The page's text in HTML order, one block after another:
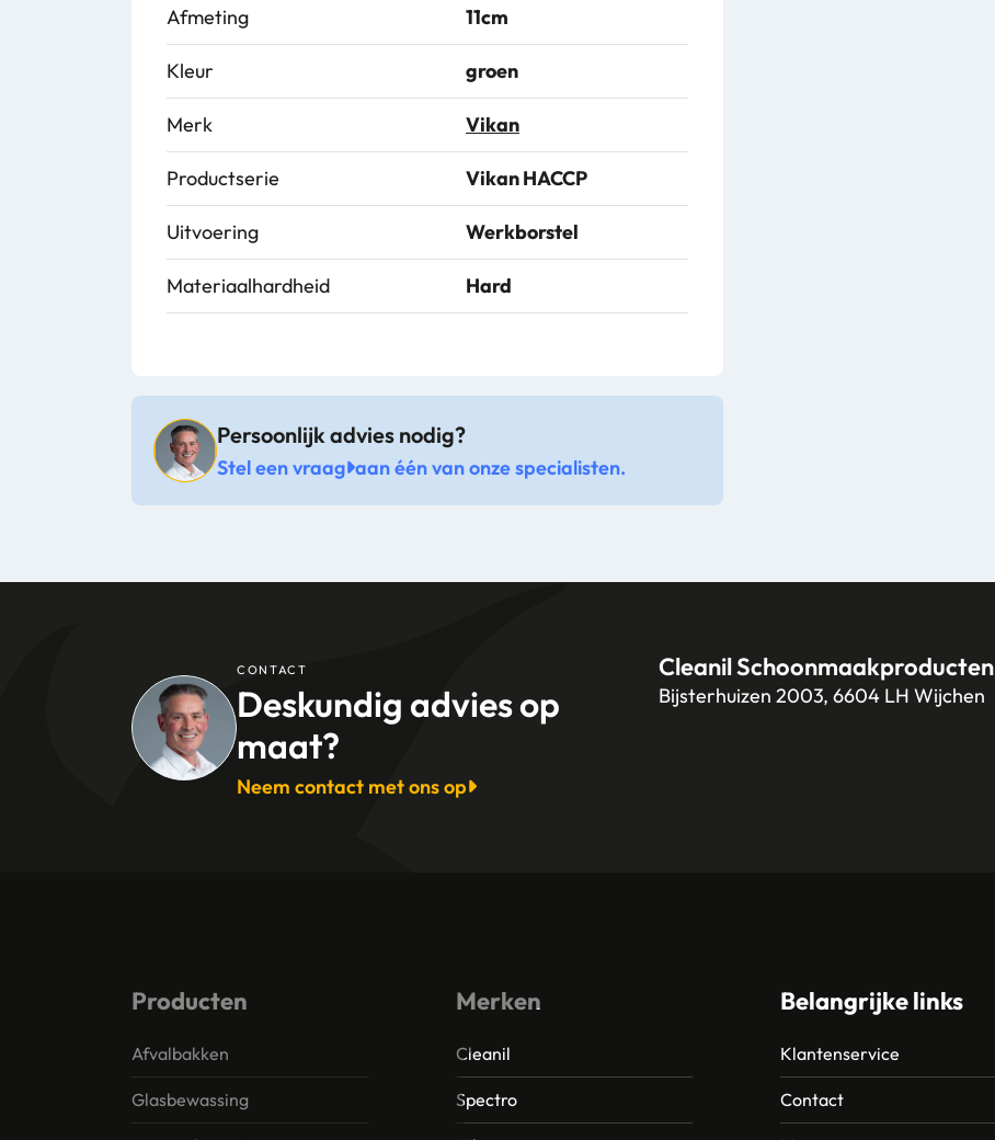
Afmeting 11cm
Kleur groen
Merk Vikan
Productserie Vikan HACCP
Uitvoering Werkborstel
Materiaalhardheid Hard
Persoonlijk advies nodig?
Stel een vraag aan één van onze specialisten.
CONTACT
Deskundig advies op
maat?
Neem contact met ons op
Cleanil Schoonmaakproducten
Bijsterhuizen 2003, 6604 LH Wijchen
Producten
Afvalbakken
Glasbewassing
Merken
Cleanil
Spectro
Belangrijke links
Klantenservice
Contact